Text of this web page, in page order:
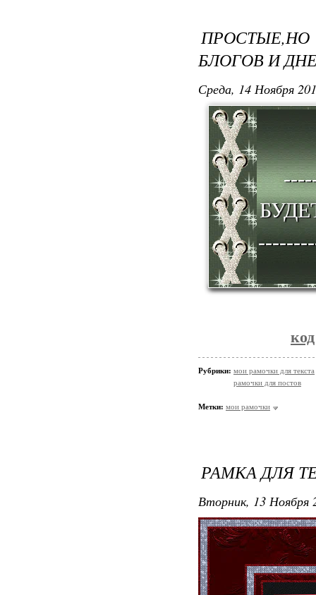
БЛОГОВ И
Среда, 14 Ноября
БУДЕТ ВАШ ТЕКСТ
Рубрики: мои рамочки для текста
рамочки для постов
Метки: мои рамочки
РАМКА ДЛЯ
Вторник, 13 Ноября